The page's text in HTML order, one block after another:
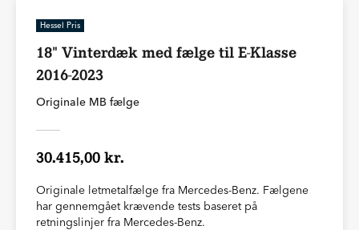
Hessel Pris
18" Vinterdæk med fælge til E-Klasse
2016-2023
Originale MB fælge
30.415,00 kr.
Originale letmetalfælge fra Mercedes-Benz. Fælgene
har gennemgået krævende tests baseret på
retningslinjer fra Mercedes-Benz.